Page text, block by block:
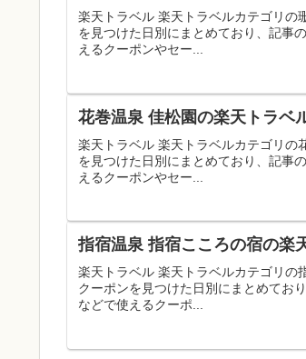
楽天トラベル 楽天トラベルカテゴリの
を見つけた日別にまとめており、記事
えるクーポンやセー...
花巻温泉 佳松園の楽天トラベ
楽天トラベル 楽天トラベルカテゴリの
を見つけた日別にまとめており、記事
えるクーポンやセー...
指宿温泉 指宿こころの宿の楽
楽天トラベル 楽天トラベルカテゴリの
クーポンを見つけた日別にまとめてお
などで使えるクーポ...